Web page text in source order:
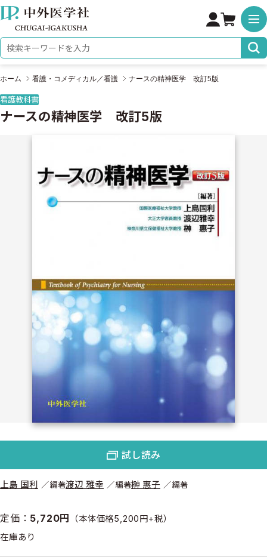
株式会社 中外医学社
検索キーワード
ホーム 看護・コメディカル／看護 ナースの精神医学 改訂5版
看護教科書
ナースの精神医学 改訂5版
上島 国利 編著渡辺 雅幸 編著榊 惠子 編著
定価： 5,720円 （本体価格5,200円+税）
在庫あり
試し読み